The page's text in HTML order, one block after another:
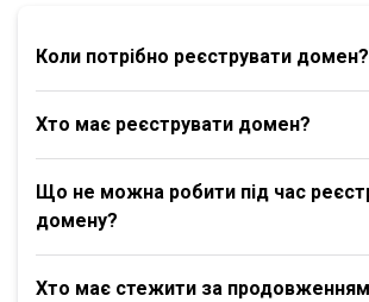
Коли потрібно реєструвати домен?
Хто має реєструвати домен?
Що не можна робити під час
домену?
Хто має стежити за